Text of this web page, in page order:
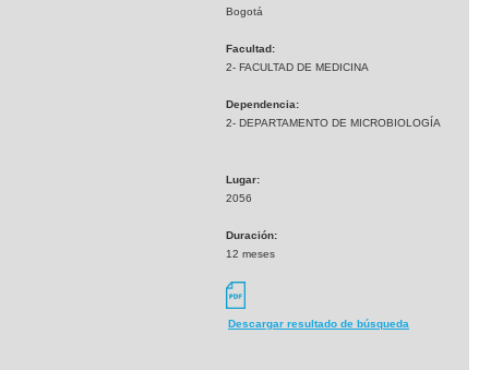
Bogotá
Facultad:
2- FACULTAD DE MEDICINA
Dependencia:
2- DEPARTAMENTO DE MICROBIOLOGÍA
Lugar:
2056
Duración:
12 meses
Descargar resultado de búsqueda